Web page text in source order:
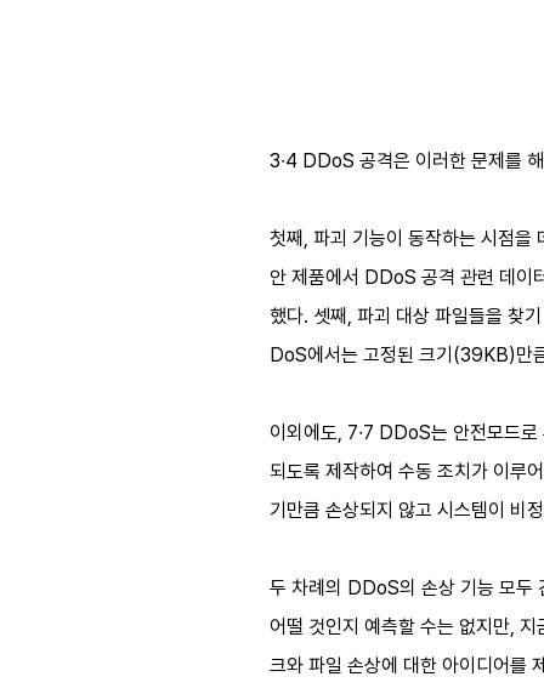
3∙4 DDoS 공격은 이러한 문제를
첫째, 파괴 기능이 동작하는 시점을
안 제품에서 DDoS 공격 관련 데이
했다. 셋째, 파괴 대상 파일들을 찾
DoS에서는 고정된 크기(39KB)만
이외에도, 7∙7 DDoS는 안전모드
되도록 제작하여 수동 조치가 이루
기만큼 손상되지 않고 시스템이 비
두 차례의 DDoS의 손상 기능 모두
어떨 것인지 예측할 수는 없지만,
크와 파일 손상에 대한 아이디어를